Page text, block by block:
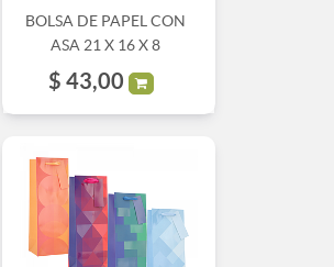
BOLSA DE PAPEL CON
ASA 21 X 16 X 8
$43,00